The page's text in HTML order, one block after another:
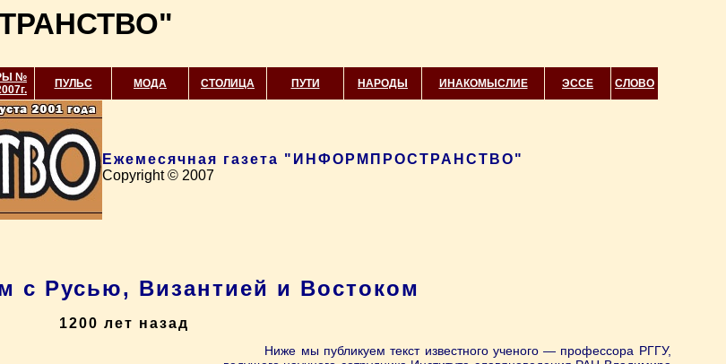
№
ПУЛЬС МОДА СТОЛИЦА ПУТИ НАРОДЫ ИНАКОМЫСЛИЕ ЭССЕ СЛОВО
Ежемесячная газета "ИНФОРМПРОСТРАНСТВО"
Copyright © 2007
с Русью, Византией и Востоком
1200 лет назад
Ниже мы публикуем текст известного ученого — профессора РГГУ,